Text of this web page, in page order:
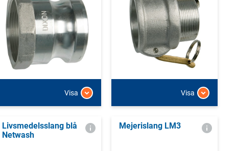
Visa Visa
Livsmedelsslang blå
Netwash
Mejerislang LM3